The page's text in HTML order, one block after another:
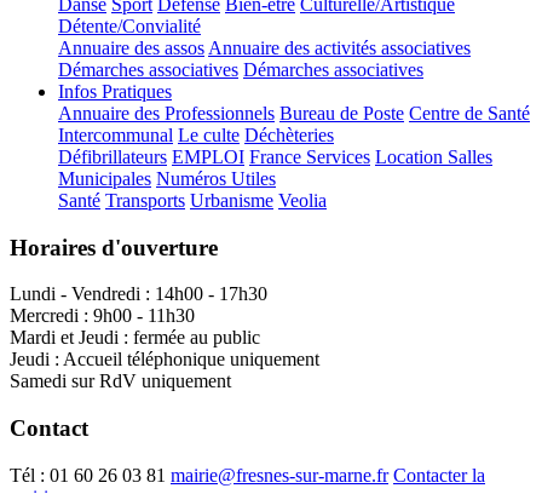
Danse Sport Défense Bien-être Culturelle/Artistique
Détente/Convialité
Annuaire des assos Annuaire des activités associatives
Démarches associatives Démarches associatives
Infos Pratiques
Annuaire des Professionnels Bureau de Poste Centre de Santé
Intercommunal Le culte Déchèteries
Défibrillateurs EMPLOI France Services Location Salles
Municipales Numéros Utiles
Santé Transports Urbanisme Veolia
Horaires d'ouverture
Lundi - Vendredi : 14h00 - 17h30
Mercredi : 9h00 - 11h30
Mardi et Jeudi : fermée au public
Jeudi : Accueil téléphonique uniquement
Samedi sur RdV uniquement
Contact
Tél : 01 60 26 03 81 mairie@fresnes-sur-marne.fr Contacter la